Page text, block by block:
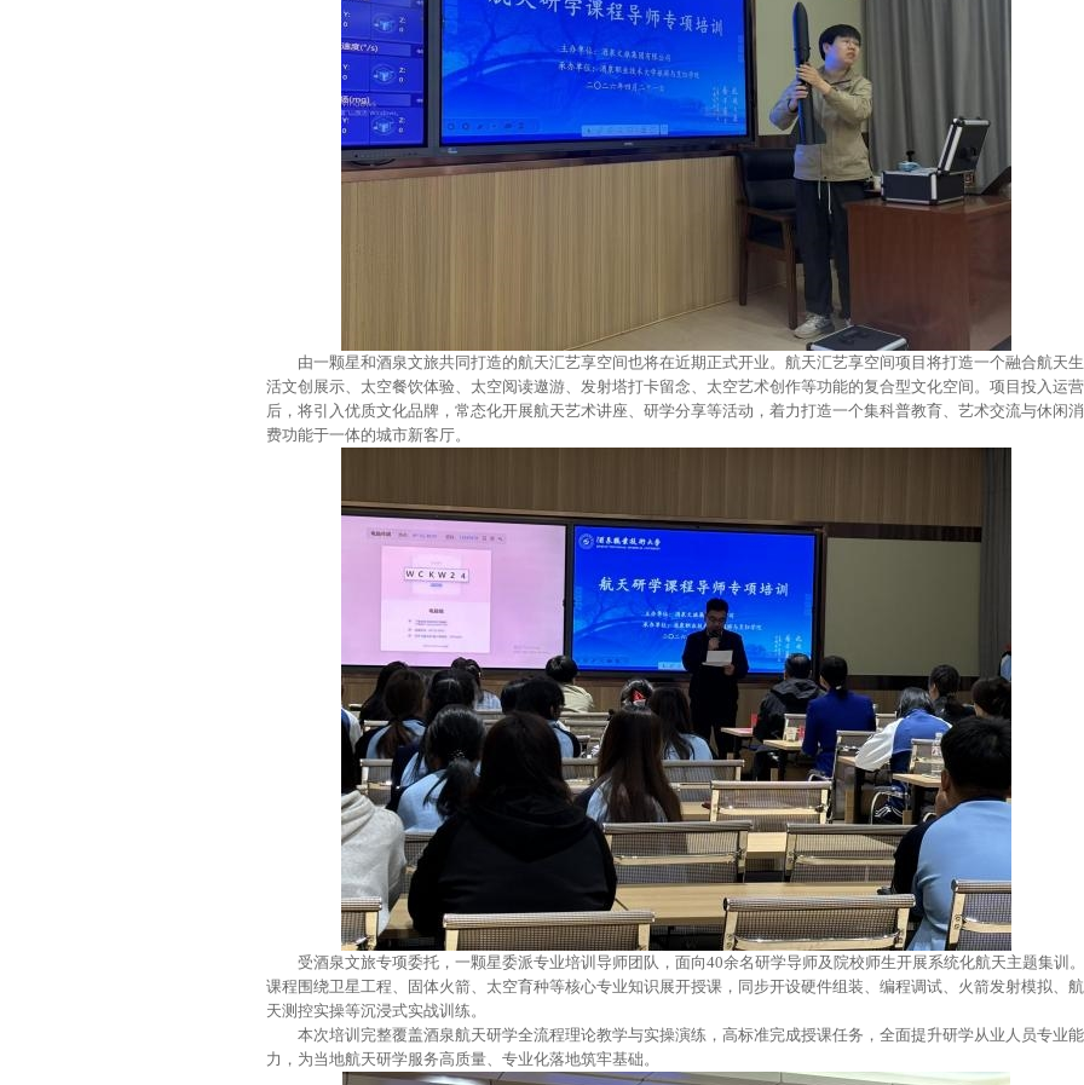
由一颗星和酒泉文旅共同打造的航天汇艺享空间也将在近期正式开业。航天汇艺享空间项目将打造一个融合航天生
活文创展示、太空餐饮体验、太空阅读遨游、发射塔打卡留念、太空艺术创作等功能的复合型文化空间。项目投入运营
后，将引入优质文化品牌，常态化开展航天艺术讲座、研学分享等活动，着力打造一个集科普教育、艺术交流与休闲消
费功能于一体的城市新客厅。
受酒泉文旅专项委托，一颗星委派专业培训导师团队，面向40余名研学导师及院校师生开展系统化航天主题集训。
课程围绕卫星工程、固体火箭、太空育种等核心专业知识展开授课，同步开设硬件组装、编程调试、火箭发射模拟、航
天测控实操等沉浸式实战训练。
本次培训完整覆盖酒泉航天研学全流程理论教学与实操演练，高标准完成授课任务，全面提升研学从业人员专业能
力，为当地航天研学服务高质量、专业化落地筑牢基础。